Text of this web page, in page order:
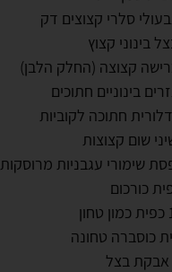
חתוכה לקוביות
שימורי עגבניות מרוסקות
כוסברה טחונה
בצל